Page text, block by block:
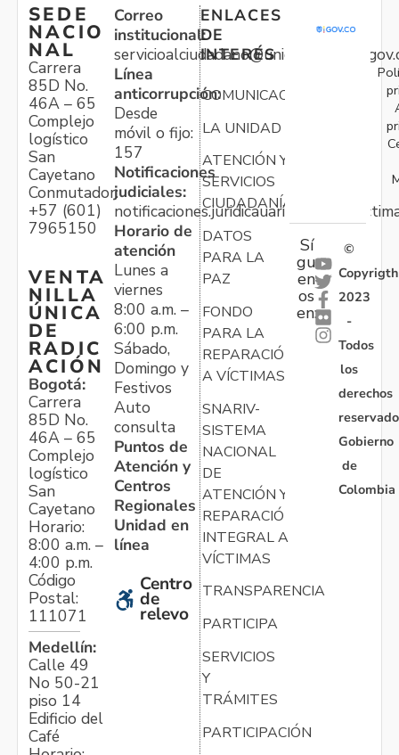
SEDE
NACIO
NAL
Carrera
85D No.
46A – 65
Complejo
logístico
San
Cayetano
Conmutador:
+57 (601)
7965150
VENTA
NILLA
ÚNICA
DE
RADIC
ACIÓN
Bogotá:
Carrera
85D No.
46A – 65
Complejo
logístico
San
Cayetano
Horario:
8:00 a.m. –
4:00 p.m.
Código
Postal:
111071
Medellín:
Calle 49
No 50-21
piso 14
Edificio del
Café
Correo
institucional:
Línea
anticorrupción:
Desde
móvil o fijo:
157
Notificaciones
judiciales:
Horario de
atención
Lunes a
viernes
8:00 a.m. –
6:00 p.m.
Sábado,
Domingo y
Festivos
Auto
consulta
Puntos de
Atención y
Centros
Regionales
Unidad en
línea
Centro
de
relevo
ENLACES
DE
INTERÉS
COMUNICACIONES
LA UNIDAD
ATENCIÓN Y
SERVICIOS
CIUDADANÍA
DATOS
PARA LA
PAZ
FONDO
PARA LA
REPARACIÓN
A VÍCTIMAS
SNARIV-
SISTEMA
NACIONAL
DE
ATENCIÓN Y
REPARACIÓN
INTEGRAL A
VÍCTIMAS
TRANSPARENCIA
PARTICIPA
SERVICIOS
Y
TRÁMITES
PARTICIPACIÓN
Sí
gu
en
os
en:
©
Copyrigth
2023
-
Todos
los
derechos
Gobierno
de
Colombia